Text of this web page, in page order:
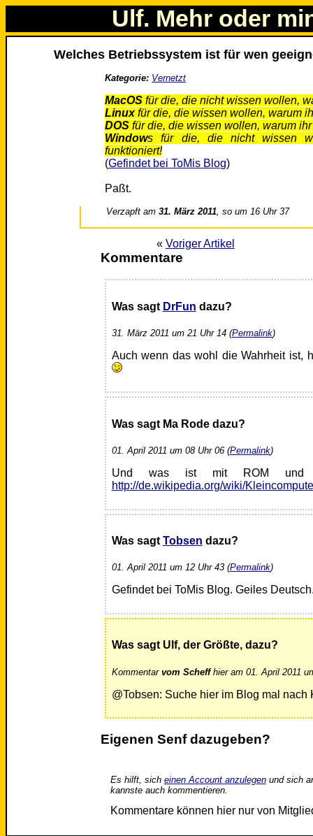
Ulf. Mehr oder
Welches Betriebssystem ist für wen
Kategorie: Vernetzt
MacOS für die, die nicht wissen wollen,
Linuxfür die, die wissen wollen, warum
DOS für die, die wissen wollen, warum
Windows für die, die nicht wissen
funktioniert!
(Gefindet bei ToMis Blog)
Paßt.
Verzapft am31. März 2011, so um 16 Uhr 37
« Voriger Artikel
Kommentare
Was sagt DrFun dazu?
31. März 2011 um 21 Uhr 14 (Permalink)
Auch wenn das wohl die Wahrheit ist,
Was sagt Ma Rode dazu?
01. April 2011 um 08 Uhr 06 (Permalink)
Und was ist mit ROM und
http://de.wikipedia.org/wiki/
Was sagt Tobsen dazu?
01. April 2011 um 12 Uhr 43 (Permalink)
Gefindet bei ToMis Blog. Geiles
Was sagt Ulf, der Größte, dazu?
Kommentar vom Scheffhier am 01. April 2011
@Tobsen: Suche hier im Blog mal
Eigenen Senf dazugeben?
Es hilft, sich einen Account anzulegenund sich
kannste auch kommentieren.
Kommentare können hier nur von